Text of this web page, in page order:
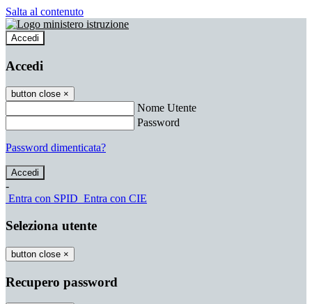
Salta al contenuto
Accedi
Accedi
button close ×
Nome Utente
Password
Password dimenticata?
-
Entra con SPID Entra con CIE
Seleziona utente
button close ×
Recupero password